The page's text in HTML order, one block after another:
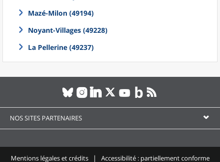
Mazé-Milon (49194)
Noyant-Villages (49228)
La Pellerine (49237)
NOS SITES PARTENAIRES
Mentions légales et crédits Accessibilité : partiellement conforme